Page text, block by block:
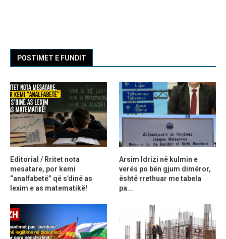
POSTIMET E FUNDIT
Editorial / Rritet nota
mesatare, por kemi
“analfabetë” që s’dinë as
lexim e as matematikë!
Arsim Idrizi në kulmin e
verës po bën gjum dimëror,
është rrethuar me tabela
pa...